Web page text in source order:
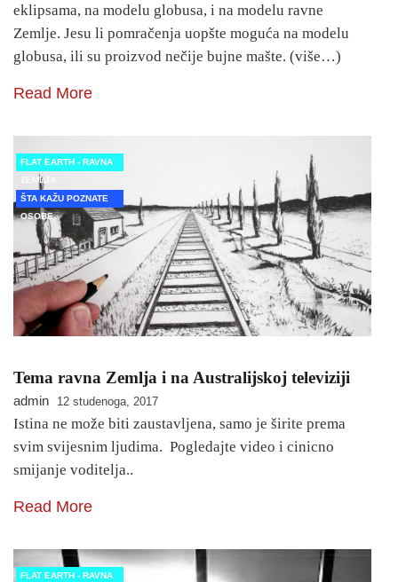
eklipsama, na modelu globusa, i na modelu ravne
Zemlje. Jesu li pomračenja uopšte moguća na modelu
globusa, ili su proizvod nečije bujne mašte. (više…)
Read More
FLAT EARTH - RAVNA
ZEMLJA
ŠTA KAŽU POZNATE
OSOBE
Tema ravna Zemlja i na Australijskoj televiziji
admin 12 studenoga, 2017
Istina ne može biti zaustavljena, samo je širite prema
svim svijesnim ljudima. Pogledajte video i cinicno
smijanje voditelja..
Read More
FLAT EARTH - RAVNA